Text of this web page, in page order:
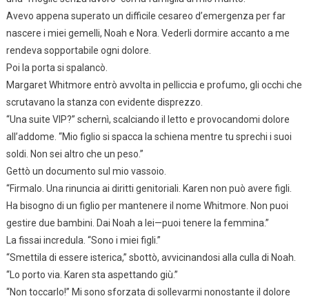
Avevo appena superato un difficile cesareo d’emergenza per far
nascere i miei gemelli, Noah e Nora. Vederli dormire accanto a me
rendeva sopportabile ogni dolore.
Poi la porta si spalancò.
Margaret Whitmore entrò avvolta in pelliccia e profumo, gli occhi che
scrutavano la stanza con evidente disprezzo.
“Una suite VIP?” schernì, scalciando il letto e provocandomi dolore
all’addome. “Mio figlio si spacca la schiena mentre tu sprechi i suoi
soldi. Non sei altro che un peso.”
Gettò un documento sul mio vassoio.
“Firmalo. Una rinuncia ai diritti genitoriali. Karen non può avere figli.
Ha bisogno di un figlio per mantenere il nome Whitmore. Non puoi
gestire due bambini. Dai Noah a lei—puoi tenere la femmina.”
La fissai incredula. “Sono i miei figli.”
“Smettila di essere isterica,” sbottò, avvicinandosi alla culla di Noah.
“Lo porto via. Karen sta aspettando giù.”
“Non toccarlo!” Mi sono sforzata di sollevarmi nonostante il dolore